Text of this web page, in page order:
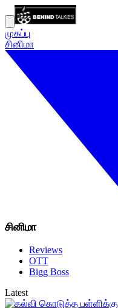
முகப்பு
சினிமா
சினிமா
Reviews
OTT
Bigg Boss
Latest